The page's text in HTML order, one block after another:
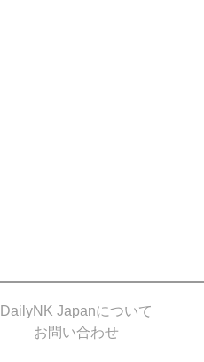
DailyNK Japanについて
お問い合わせ